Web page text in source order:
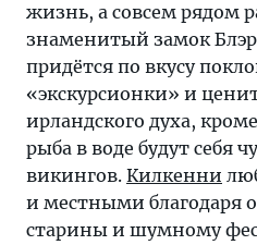
жизнь, а совсем рядом
знаменитый замок
придётся по вкусу
«экскурсионки» и
ирландского духа,
рыба в воде будут себя
викингов. Килкенни
и местными благодаря
старины и шумному